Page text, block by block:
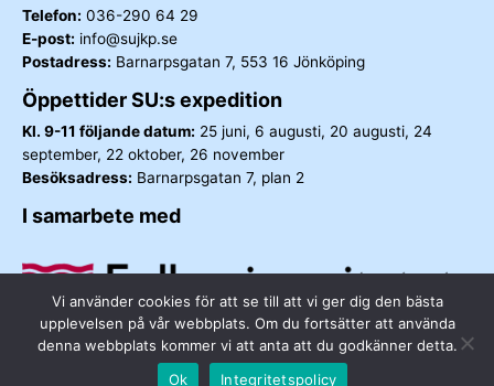
Telefon: 036-290 64 29
E-post: info@sujkp.se
Postadress: Barnarpsgatan 7, 553 16 Jönköping
Öppettider SU:s expedition
Kl. 9-11 följande datum: 25 juni, 6 augusti, 20 augusti, 24
september, 22 oktober, 26 november
Besöksadress: Barnarpsgatan 7, plan 2
I samarbete med
Vi använder cookies för att se till att vi ger dig den bästa
upplevelsen på vår webbplats. Om du fortsätter att använda
denna webbplats kommer vi att anta att du godkänner detta.
Ok
Integritetspolicy